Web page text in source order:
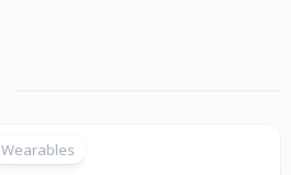
Wearables